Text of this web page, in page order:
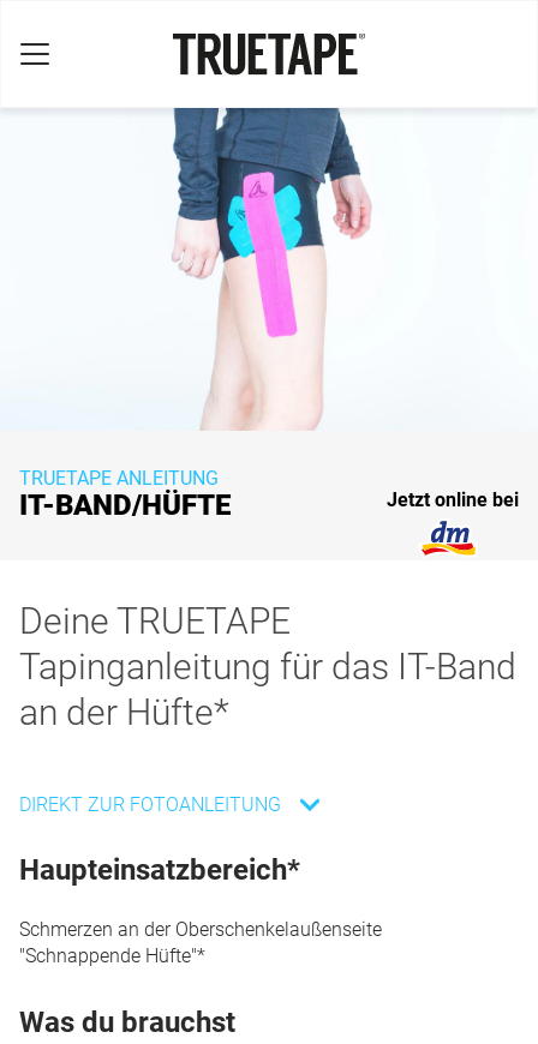
TRUETAPE ANLEITUNG
IT-BAND/HÜFTE Jetzt online bei
Deine TRUETAPE
Tapinganleitung für das IT-Band
an der Hüfte*
DIREKT ZUR FOTOANLEITUNG
Haupteinsatzbereich*
Schmerzen an der Oberschenkelaußenseite
"Schnappende Hüfte"*
Was du brauchst